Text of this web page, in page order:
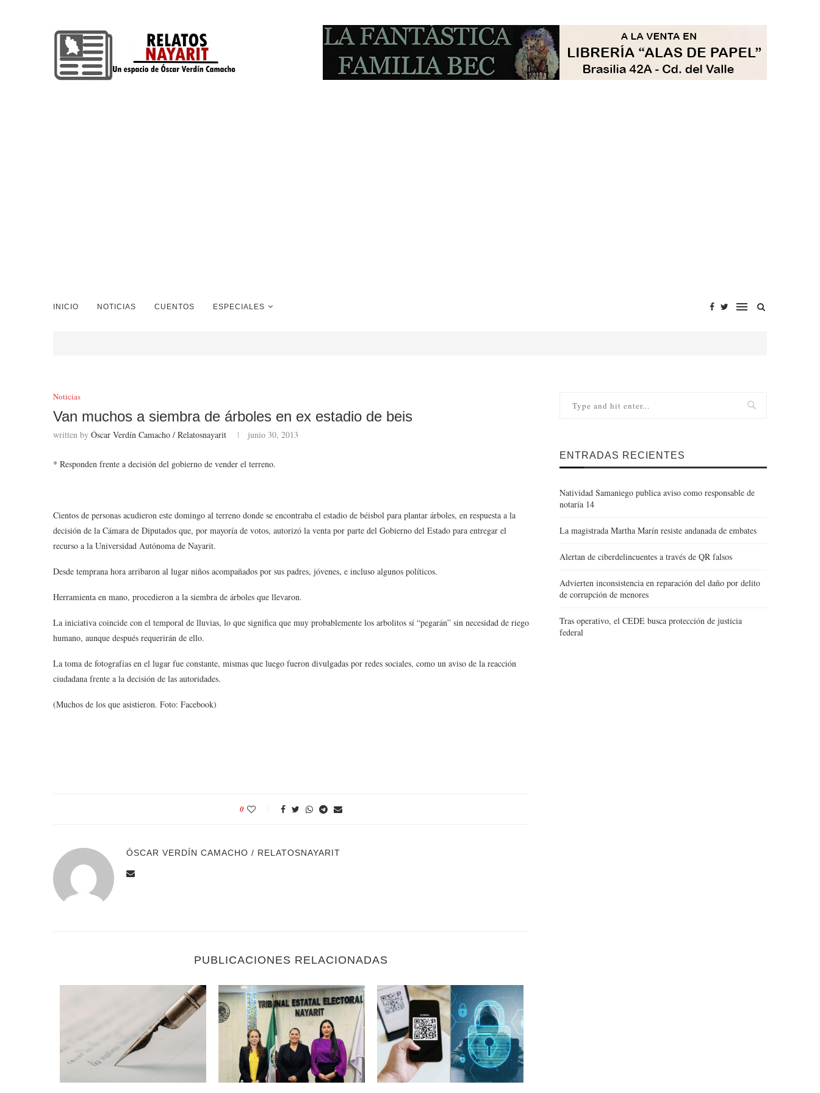
INICIO NOTICIAS CUENTOS ESPECIALES
Noticias
Van muchos a siembra de árboles en ex estadio de beis
written by Óscar Verdín Camacho / Relatosnayarit junio 30, 2013
* Responden frente a decisión del gobierno de vender el terreno.
Cientos de personas acudieron este domingo al terreno donde se encontraba el estadio de béisbol para plantar árboles, en respuesta a la
decisión de la Cámara de Diputados que, por mayoría de votos, autorizó la venta por parte del Gobierno del Estado para entregar el
recurso a la Universidad Autónoma de Nayarit.
Desde temprana hora arribaron al lugar niños acompañados por sus padres, jóvenes, e incluso algunos políticos.
Herramienta en mano, procedieron a la siembra de árboles que llevaron.
La iniciativa coincide con el temporal de lluvias, lo que significa que muy probablemente los arbolitos sí “pegarán” sin necesidad de riego
humano, aunque después requerirán de ello.
La toma de fotografías en el lugar fue constante, mismas que luego fueron divulgadas por redes sociales, como un aviso de la reacción
ciudadana frente a la decisión de las autoridades.
(Muchos de los que asistieron. Foto: Facebook)
0
ÓSCAR VERDÍN CAMACHO / RELATOSNAYARIT
PUBLICACIONES RELACIONADAS
ENTRADAS RECIENTES
Natividad Samaniego publica aviso como responsable de
notaría 14
La magistrada Martha Marín resiste andanada de embates
Alertan de ciberdelincuentes a través de QR falsos
Advierten inconsistencia en reparación del daño por delito
de corrupción de menores
Tras operativo, el CEDE busca protección de justicia
federal